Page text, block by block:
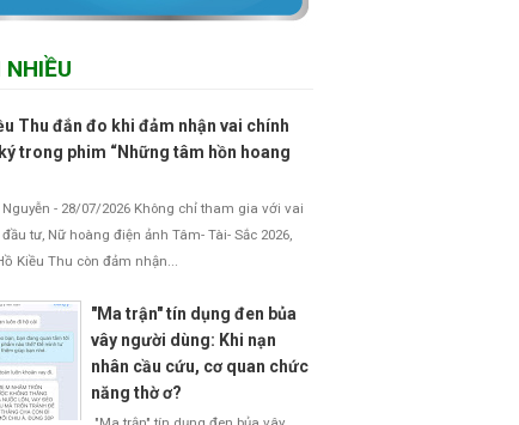
NHIỀU
Thu đắn đo khi đảm nhận vai chính
trong phim “Những tâm hồn hoang
Nguyễn - 28/07/2026 Không chỉ tham gia với vai
tư, Nữ hoàng điện ảnh Tâm- Tài- Sắc 2026,
Kiều Thu còn đảm nhận...
"Ma trận" tín dụng đen bủa
vây người dùng: Khi nạn
nhân cầu cứu, cơ quan chức
năng thờ ơ?